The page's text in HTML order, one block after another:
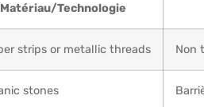
Matériau/Technologie
strips or metallic threads Non
stones